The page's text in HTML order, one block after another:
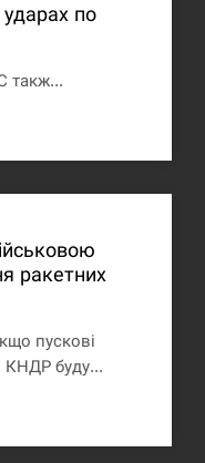
по
такж...
ракетних
пускові
КНДР буду...